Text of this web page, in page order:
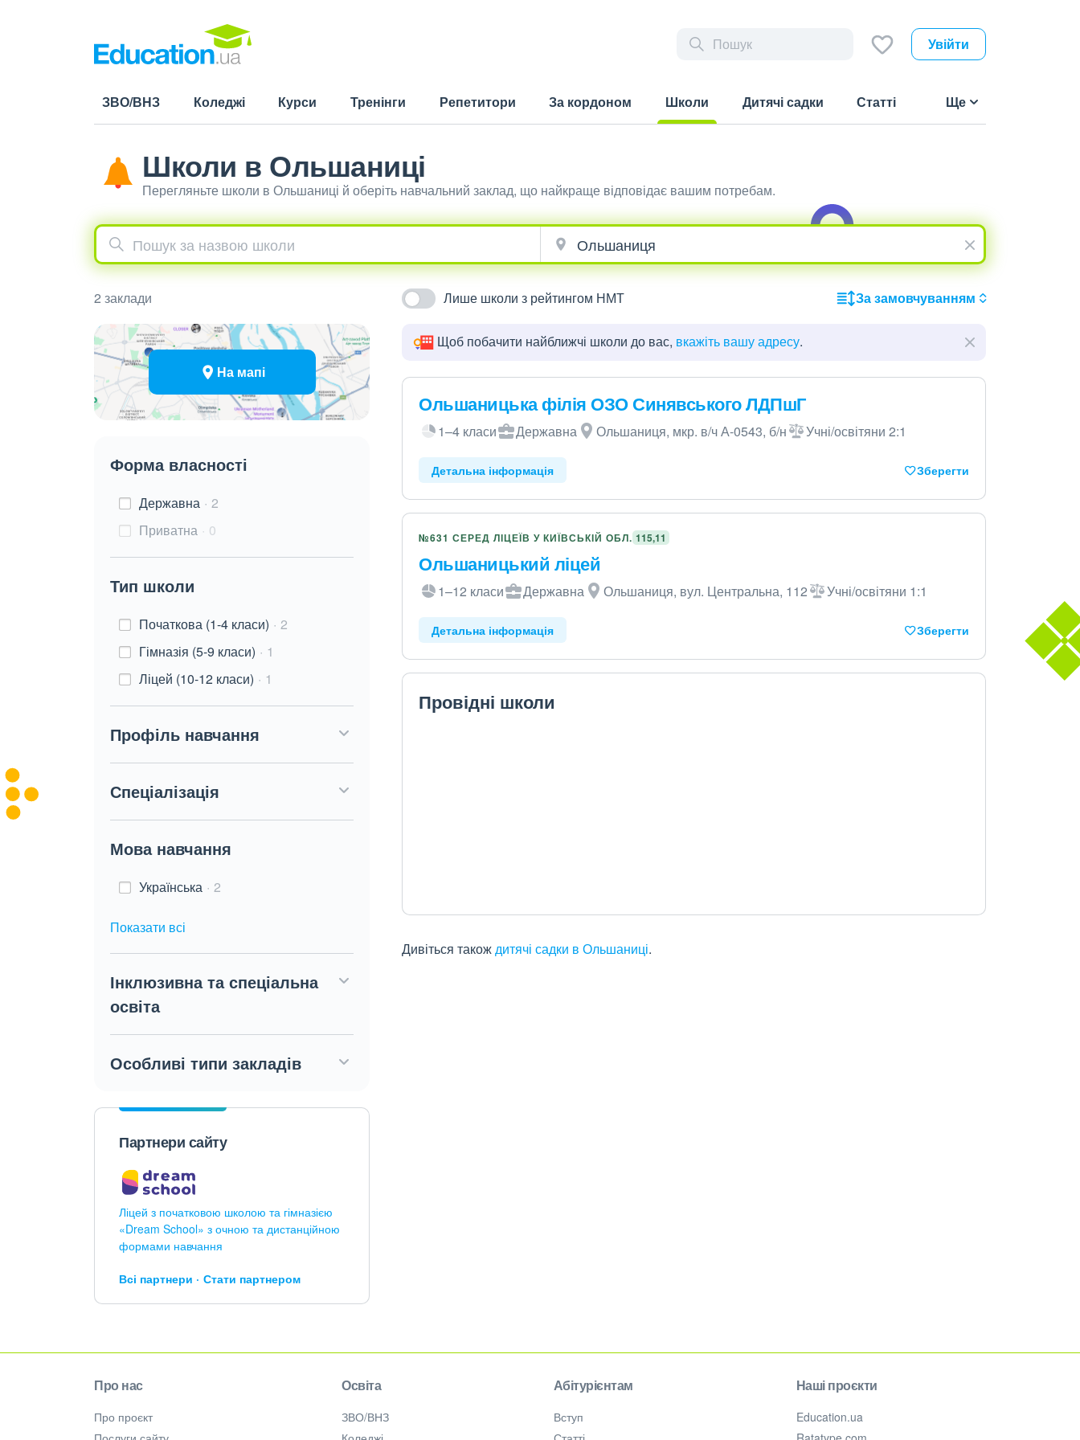
Увійти
ЗВО/ВНЗ Коледжі Курси Тренінги Репетитори За кордоном
Школи
Дитячі садки Статті Ще
Школи в Ольшаниці
Перегляньте школи в Ольшаниці й оберіть навчальний заклад, що найкраще відповідає вашим потребам.
2 заклади Лише школи з рейтингом НМТ За замовчуванням
На мапі
Форма власності
Державна
2
Приватна
0
Тип школи
Початкова (1-4 класи)
2
Гімназія (5-9 класи)
1
Ліцей (10-12 класи)
1
Профіль навчання
Спеціалізація
Мова навчання
Українська 2
Показати всі
Інклюзивна та спеціальна
освіта
Особливі типи закладів
Партнери сайту
Ліцей з початковою школою та гімназією
«Dream School» з очною та дистанційною
формами навчання
Всі партнери Стати партнером
Щоб побачити найближчі школи до вас, вкажіть вашу адресу.
Ольшаницька філія ОЗО Синявського ЛДПшГ
1–4 класи Державна Ольшаниця, мкр. в/ч А-0543, б/н Учні/освітяни 2:1
Детальна інформація Зберегти
№631 СЕРЕД ЛІЦЕЇВ У КИЇВСЬКІЙ ОБЛ. 115,11
Ольшаницький ліцей
1–12 класи Державна Ольшаниця, вул. Центральна, 112 Учні/освітяни 1:1
Детальна інформація Зберегти
Провідні школи
Дивіться такождитячі садки в Ольшаниці.
Про нас
Про проєкт
Освіта
ЗВО/ВНЗ
Абітурієнтам
Вступ
Наші проєкти
Education.ua